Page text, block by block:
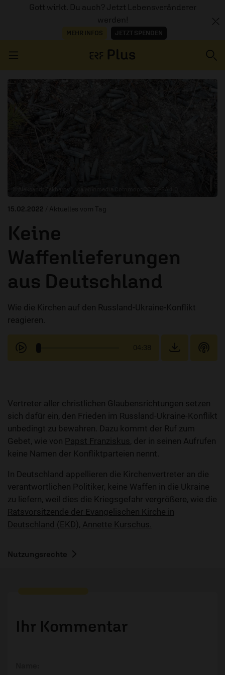
Gott wirkt. Du auch? Jetzt Lebensveränderer
werden!
MEHR INFOS JETZT SPENDEN
ERZÄHL MAL
15.02.2022 / Aktuelles vom Tag
Keine
Waffenlieferungen
aus Deutschland
Wie die Kirchen auf den Russland-Ukraine-Konflikt
reagieren.
04:38
Vertreter aller christlichen Glaubensrichtungen setzen
sich dafür ein, den Frieden im Russland-Ukraine-Konflikt
unbedingt zu bewahren. Dazu kommt der Ruf zum
Gebet, wie von Papst Franziskus, der in seinen Aufrufen
keine Namen der Konfliktparteien nennt.
In Deutschland appellieren die Kirchenvertreter an die
verantwortlichen Politiker, keine Waffen in die Ukraine
zu liefern, weil dies die Kriegsgefahr vergrößere, wie die
Ratsvorsitzende der Evangelischen Kirche in
Deutschland (EKD), Annette Kurschus.
Nutzungsrechte
Ihr Kommentar